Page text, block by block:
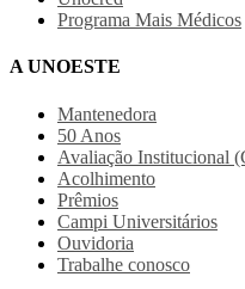
Programa Mais Médicos
A UNOESTE
Mantenedora
50 Anos
Avaliação Institucional
Acolhimento
Prêmios
Campi Universitários
Ouvidoria
Trabalhe conosco